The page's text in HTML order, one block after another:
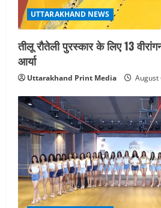
UTTARAKHAND NEWS
तीलू रौतेली पुरस्कार के लिए 13
आर्या
Uttarakhand Print Media August